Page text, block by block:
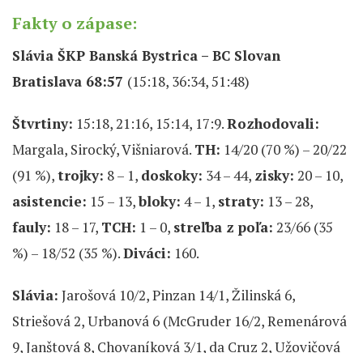
Fakty o zápase:
Slávia ŠKP Banská Bystrica – BC Slovan
Bratislava 68:57 (15:18, 36:34, 51:48)
Štvrtiny: 15:18, 21:16, 15:14, 17:9.Rozhodovali:
Margala, Sirocký, Višniarová. TH: 14/20 (70 %) – 20/22
(91 %),trojky: 8 – 1, doskoky: 34 – 44, zisky: 20 – 10,
asistencie: 15 – 13,bloky: 4 – 1, straty: 13 – 28,
fauly: 18 – 17, TCH: 1 – 0, streľba z poľa: 23/66 (35
%) – 18/52 (35 %).Diváci: 160.
Slávia: Jarošová 10/2, Pinzan 14/1, Žilinská 6,
Striešová 2, Urbanová 6 (McGruder 16/2, Remenárová
9, Janštová 8, Chovaníková 3/1, da Cruz 2, Užovičová